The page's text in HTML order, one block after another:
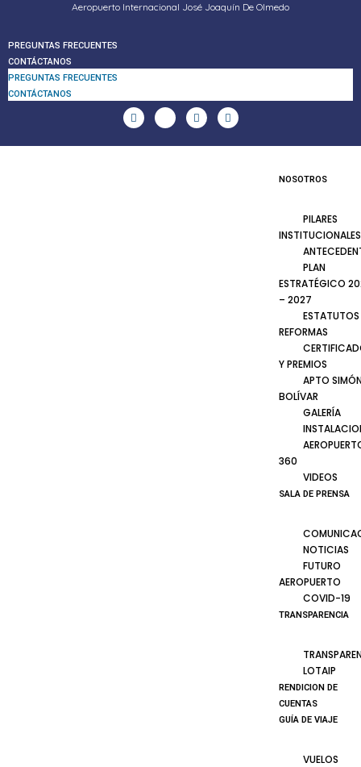
Aeropuerto Internacional José Joaquín De Olmedo
PREGUNTAS FRECUENTES
CONTÁCTANOS
PREGUNTAS FRECUENTES
CONTÁCTANOS
NOSOTROS
PILARES
INSTITUCIONALES
PLAN
ESTRATÉGICO
– 2027
ESTATUTOS
REFORMAS
Y PREMIOS
APTO
BOLÍVAR
GALERÍA
360
VIDEOS
SALA DE PRENSA
NOTICIAS
FUTURO
AEROPUERTO
COVID-19
TRANSPARENCIA
LOTAIP
RENDICION DE
CUENTAS
GUÍA DE VIAJE
VUELOS